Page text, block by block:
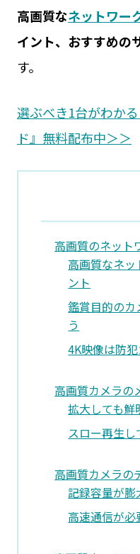
高画質なネットワー
イント、おすすめの
す。
選ぶべき1台がわか
ド』無料配布中＞＞
高画質のネット
高画質なネッ
ント
鑑賞目的の
う
4K映像は防
高画質カメラの
拡大しても鮮
スロー再生
高画質カメラの
記録容量が膨
高速通信が必